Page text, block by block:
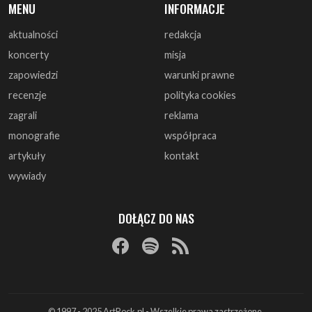
zapowiedzi
recenzje
zagrali
monografie
artykuły
wywiady
warunki prawne
polityka cookies
reklama
współpraca
kontakt
DOŁĄCZ DO NAS
© 1997 - 2025 ArtRock.pl - Wszelkie prawa zastrzeżone.